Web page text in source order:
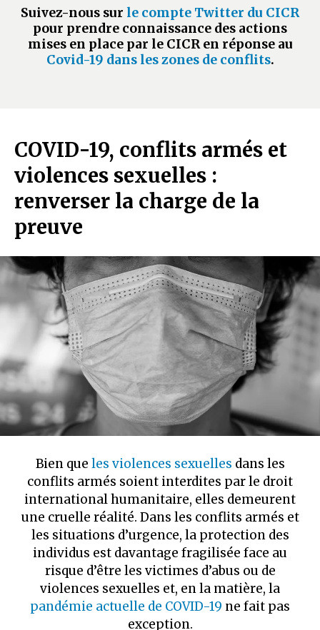
Suivez-nous sur le compte Twitter du CICR
pour prendre connaissance des actions
mises en place par le CICR en réponse au
Covid-19 dans les zones de conflits.
COVID-19, conflits armés et
violences sexuelles :
renverser la charge de la
preuve
Bien que les violences sexuelles dans les
conflits armés soient interdites par le droit
international humanitaire, elles demeurent
une cruelle réalité. Dans les conflits armés et
les situations d’urgence, la protection des
individus est davantage fragilisée face au
risque d’être les victimes d’abus ou de
violences sexuelles et, en la matière, la
pandémie actuelle de COVID-19 ne fait pas
exception.